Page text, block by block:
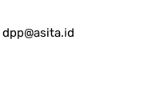
dpp@asita.id